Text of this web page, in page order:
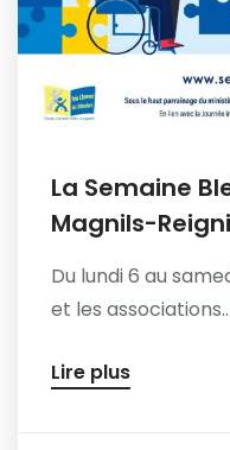
La Semaine
Magnils-
Du lundi 6 au
et les associations...
Lire plus